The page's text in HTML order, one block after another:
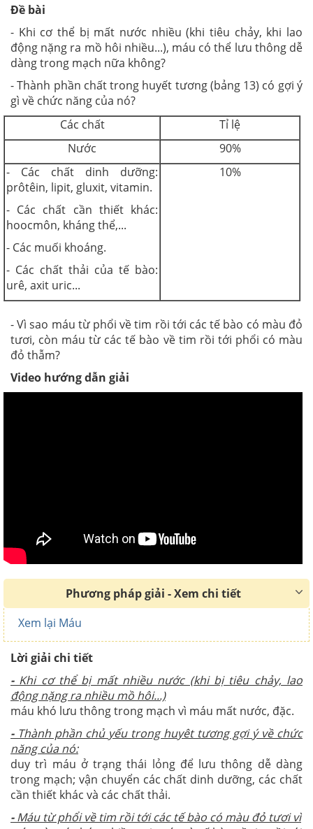
Đề bài
- Khi cơ thể bị mất nước nhiều (khi tiêu chảy, khi lao
động nặng ra mồ hôi nhiều...), máu có thể lưu thông dễ
dàng trong mạch nữa không?
- Thành phần chất trong huyết tương (bảng 13) có gợi ý
gì về chức năng của nó?
Các chất
Tỉ lệ
Nước
90%
- Các chất dinh dưỡng:
prôtêin, lipit, gluxit, vitamin.
- Các chất cần thiết khác:
hoocmôn, kháng thể,...
- Các muối khoáng.
- Các chất thải của tế bào:
urê, axit uric...
10%
- Vì sao máu từ phổi về tim rồi tới các tế bào có màu đỏ
tươi, còn máu từ các tế bào về tim rồi tới phổi có màu
đỏ thẫm?
Video hướng dẫn giải
Phương pháp giải - Xem chi tiết
Xem lại Máu
Lời giải chi tiết
-Khi cơ thể bị mất nhiều nước (khi bị tiêu chảy, lao
động nặng ra nhiều mồ hôi...)
máu khó lưu thông trong mạch vì máu mất nước, đặc.
-Thành phần chủ yếu trong huyêt tương gợi ý về chức
năng của nó:
duy trì máu ở trạng thái lỏng để lưu thông dễ dàng
trong mạch; vận chuyển các chất dinh dưỡng, các chất
cần thiết khác và các chất thải.
-Máu từ phổi về tim rồi tới các tế bào có màu đỏ tươi vì